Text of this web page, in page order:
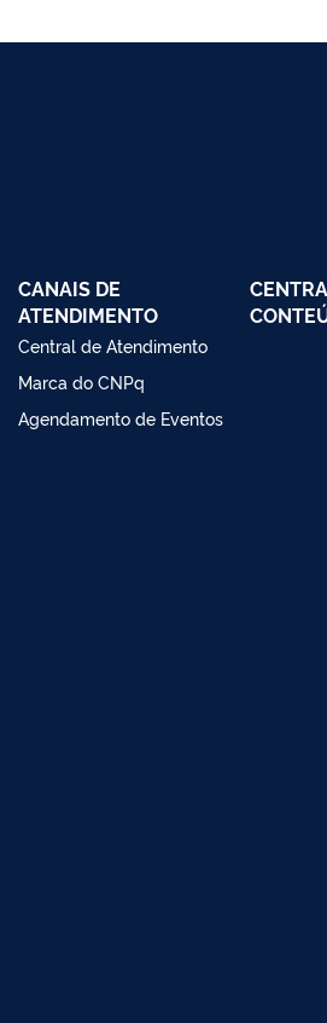
CANAIS DE
ATENDIMENTO
Central de Atendimento
Marca do CNPq
Agendamento de Eventos